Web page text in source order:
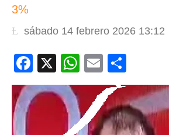
3%
sábado 14 febrero 2026 13:12
Facebook
X WhatsApp
Email